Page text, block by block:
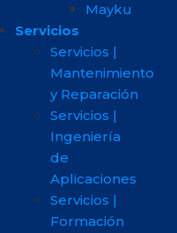
Mayku
Servicios
Servicios |
Mantenimiento
y Reparación
Servicios |
Ingeniería
de
Aplicaciones
Servicios |
Formación